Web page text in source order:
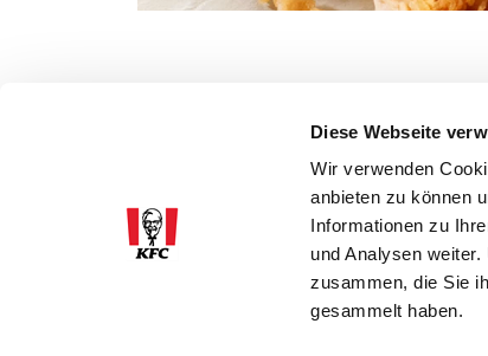
Diese Webseite
Wir verwenden
anbieten zu können
Informationen zu
und Analysen
zusammen, die Sie
gesammelt haben.